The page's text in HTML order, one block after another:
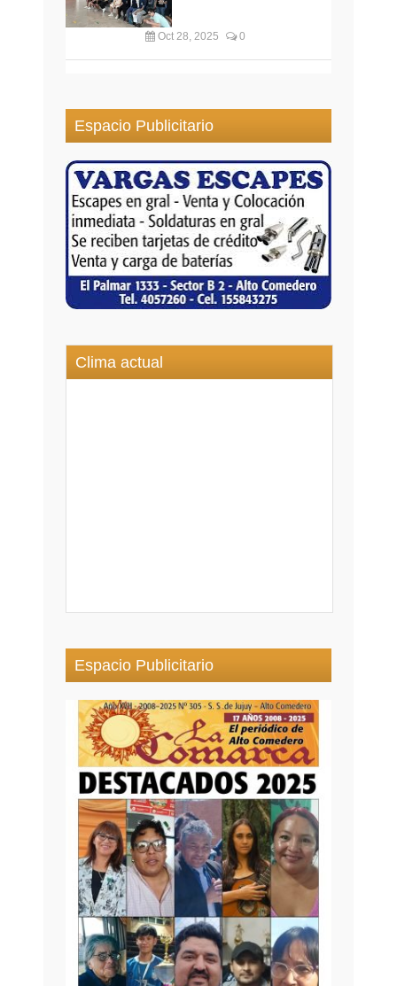
Oct 28, 2025 0
Espacio Publicitario
Clima actual
Espacio Publicitario